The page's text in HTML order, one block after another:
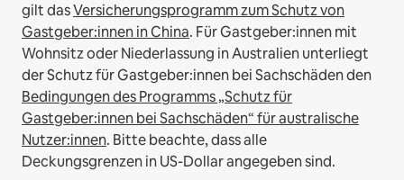
gilt dasVersicherungsprogramm zum Schutz von
Gastgeber:innen in China. Für Gastgeber:innen mit
Wohnsitz oder Niederlassung in Australien unterliegt
der Schutz für Gastgeber:innen bei Sachschäden den
Bedingungen des Programms „Schutz für
Gastgeber:innen bei Sachschäden“ für australische
Nutzer:innen. Bitte beachte, dass alle
Deckungsgrenzen in US-Dollar angegeben sind.